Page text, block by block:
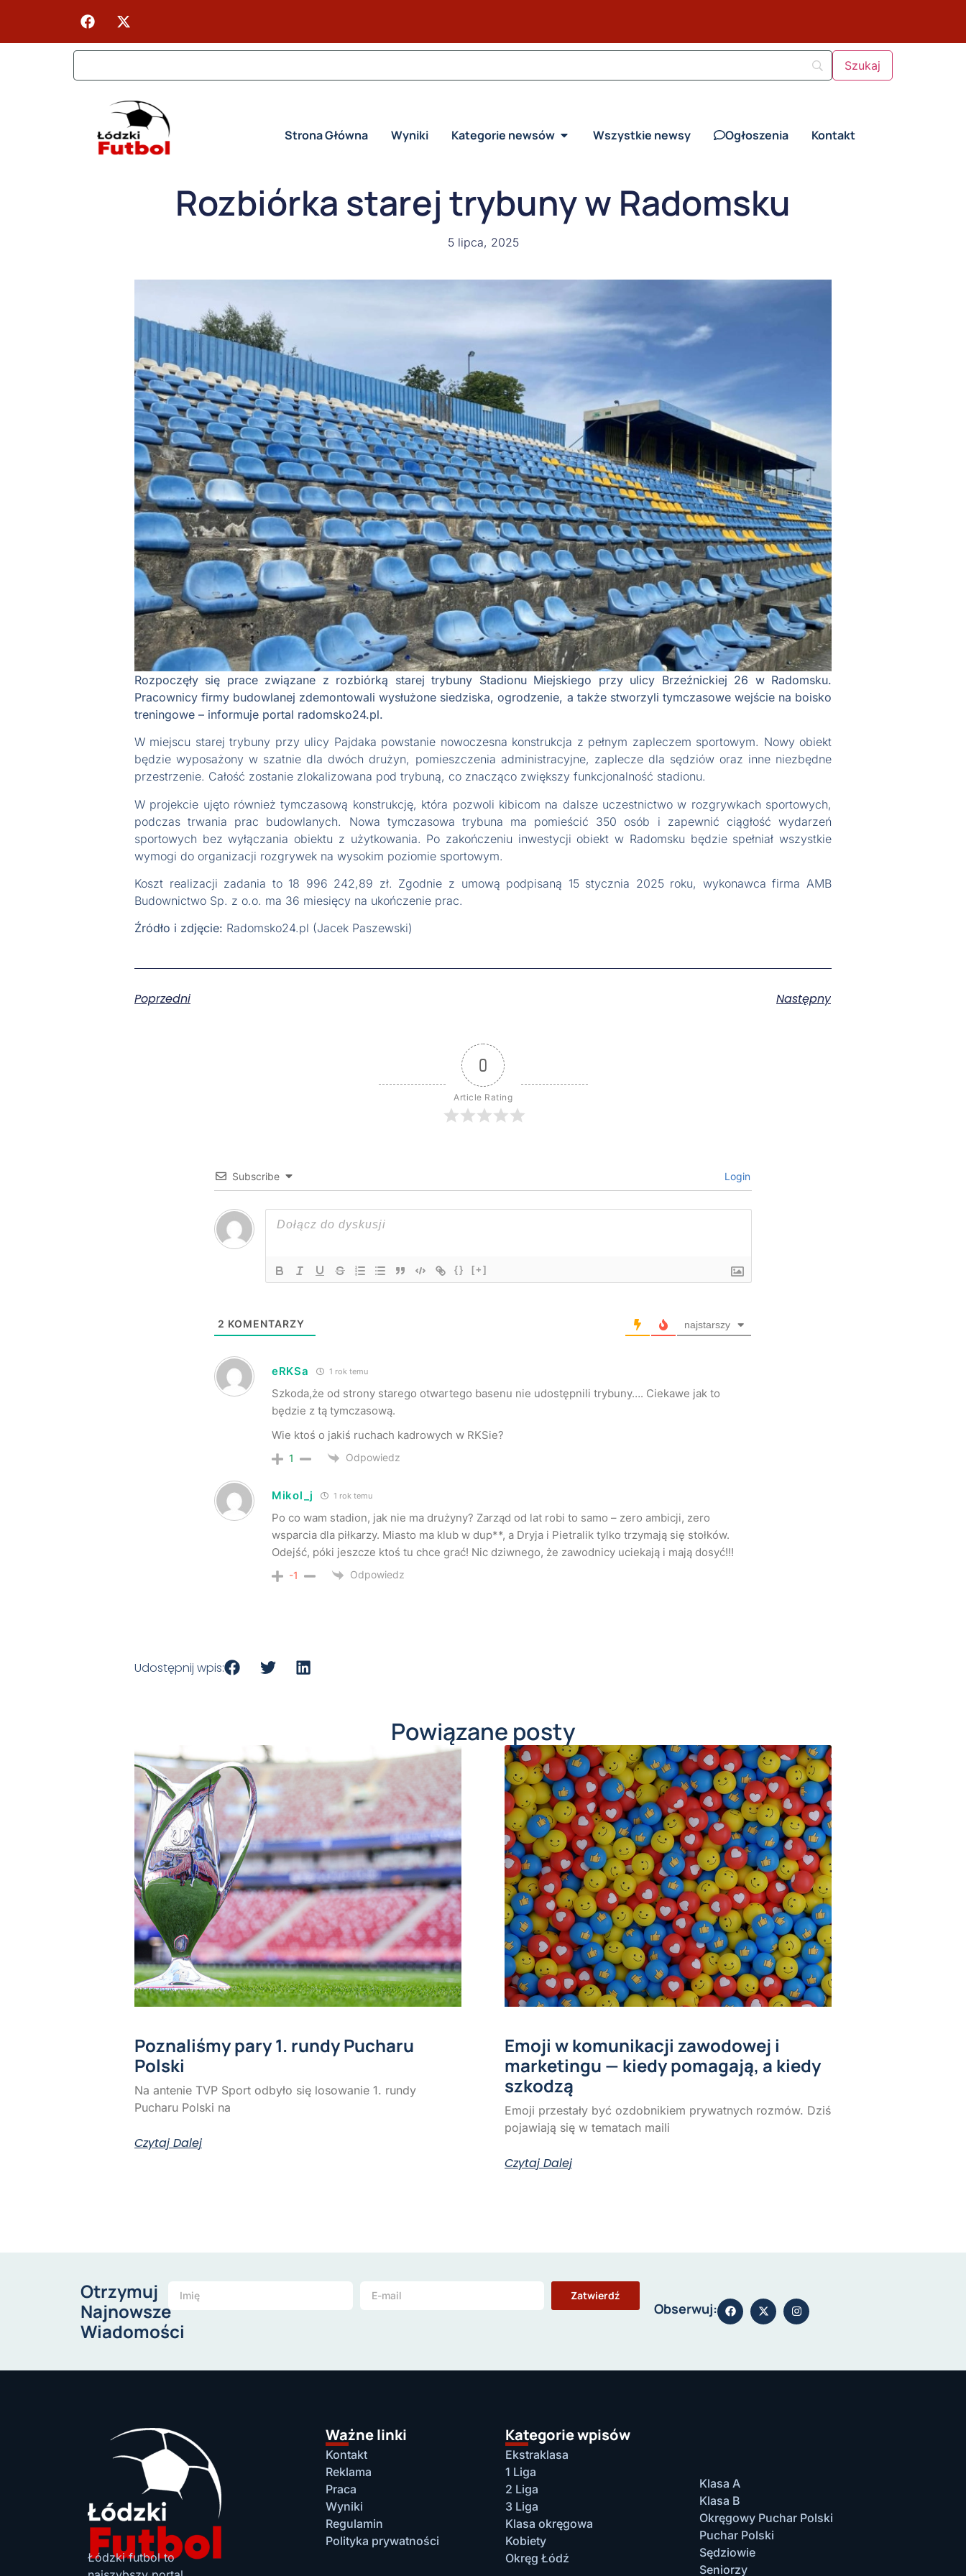
Strona Główna Wyniki Kategorie newsów Wszystkie newsy Ogłoszenia Kontakt
Rozbiórka starej trybuny w Radomsku
5 lipca, 2025
Rozpoczęły się prace związane z rozbiórką starej trybuny Stadionu Miejskiego przy ulicy Brzeźnickiej 26 w Radomsku.
Pracownicy firmy budowlanej zdemontowali wysłużone siedziska, ogrodzenie, a także stworzyli tymczasowe wejście na boisko
treningowe – informuje portal radomsko24.pl.
W miejscu starej trybuny przy ulicy Pajdaka powstanie nowoczesna konstrukcja z pełnym zapleczem sportowym. Nowy obiekt
będzie wyposażony w szatnie dla dwóch drużyn, pomieszczenia administracyjne, zaplecze dla sędziów oraz inne niezbędne
przestrzenie. Całość zostanie zlokalizowana pod trybuną, co znacząco zwiększy funkcjonalność stadionu.
W projekcie ujęto również tymczasową konstrukcję, która pozwoli kibicom na dalsze uczestnictwo w rozgrywkach sportowych,
podczas trwania prac budowlanych. Nowa tymczasowa trybuna ma pomieścić 350 osób i zapewnić ciągłość wydarzeń
sportowych bez wyłączania obiektu z użytkowania. Po zakończeniu inwestycji obiekt w Radomsku będzie spełniał wszystkie
wymogi do organizacji rozgrywek na wysokim poziomie sportowym.
Koszt realizacji zadania to 18 996 242,89 zł. Zgodnie z umową podpisaną 15 stycznia 2025 roku, wykonawca firma AMB
Budownictwo Sp. z o.o. ma 36 miesięcy na ukończenie prac.
Źródło i zdjęcie: Radomsko24.pl (Jacek Paszewski)
Poprzedni Następny
0
Article Rating
Subscribe Login
{} [+]
2 KOMENTARZY najstarszy
eRKSa 1 rok temu
Szkoda,że od strony starego otwartego basenu nie udostępnili trybuny…. Ciekawe jak to
będzie z tą tymczasową.
Wie ktoś o jakiś ruchach kadrowych w RKSie?
1 Odpowiedz
Mikol_j 1 rok temu
Po co wam stadion, jak nie ma drużyny? Zarząd od lat robi to samo – zero ambicji, zero
wsparcia dla piłkarzy. Miasto ma klub w dup**, a Dryja i Pietralik tylko trzymają się stołków.
Odejść, póki jeszcze ktoś tu chce grać! Nic dziwnego, że zawodnicy uciekają i mają dosyć!!!
-1 Odpowiedz
Udostępnij wpis:
Powiązane posty
Poznaliśmy pary 1. rundy Pucharu
Polski
Na antenie TVP Sport odbyło się losowanie 1. rundy
Pucharu Polski na
Czytaj Dalej
Emoji w komunikacji zawodowej i
marketingu — kiedy pomagają, a kiedy
szkodzą
Emoji przestały być ozdobnikiem prywatnych rozmów. Dziś
pojawiają się w tematach maili
Czytaj Dalej
Otrzymuj
Najnowsze
Wiadomości
Zatwierdź
Obserwuj:
Łódzki futbol to
Ważne linki
Kontakt
Reklama
Praca
Wyniki
Regulamin
Polityka prywatności
Kategorie wpisów
Ekstraklasa
1 Liga
2 Liga
3 Liga
Klasa okręgowa
Kobiety
Okręg Łódź
Klasa A
Klasa B
Okręgowy Puchar Polski
Puchar Polski
Sędziowie
Seniorzy